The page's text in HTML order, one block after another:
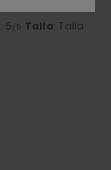
: 5/5 Talla: Talla